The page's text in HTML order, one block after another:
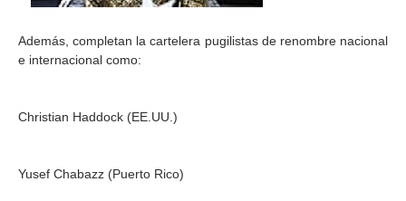
Además, completan la cartelera pugilistas de renombre nacional
e internacional como:
Christian Haddock (EE.UU.)
Yusef Chabazz (Puerto Rico)